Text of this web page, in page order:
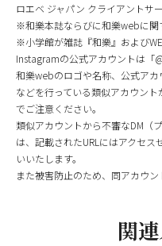
ロエベ ジャパン クライアントサ
※和樂本誌ならびに和樂webに関
※小学館が雑誌『和樂』および
Instagramの公式アカウントは「
和樂webのロゴや名称、公式ア
などを行っている類似アカウン
でご注意ください。
類似アカウントから不審なDM（
は、記載されたURLにはアクセ
いいたします。
また被害防止のため、同アカウン
関